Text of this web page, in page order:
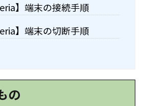
】端末の接続手順
】端末の切断手順
の